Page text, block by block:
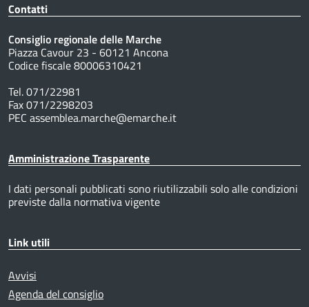
Contatti
Consiglio regionale delle Marche
Piazza Cavour 23 - 60121 Ancona
Codice fiscale 80006310421
Tel. 071/22981
Fax 071/2298203
PEC assemblea.marche@emarche.it
Amministrazione Trasparente
I dati personali pubblicati sono riutilizzabili solo alle condizioni
previste dalla normativa vigente
Link utili
Avvisi
Agenda del consiglio